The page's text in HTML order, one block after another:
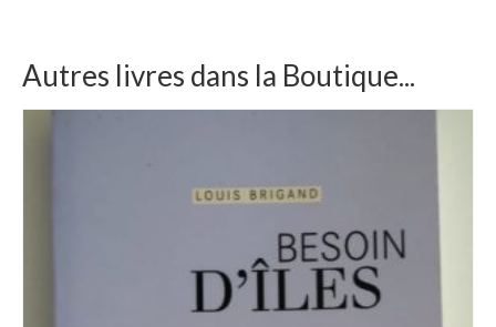
Autres livres dans la Boutique...